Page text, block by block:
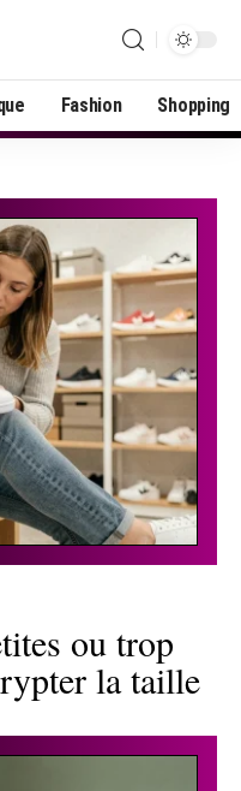
Fashion Shopping
ou trop
la taille